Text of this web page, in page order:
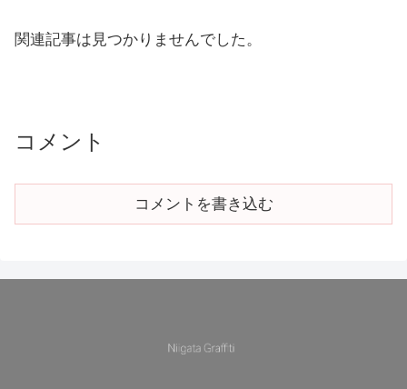
関連記事は見つかりませんでした。
コメント
コメントを書き込む